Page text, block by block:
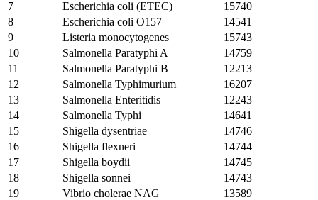
7 Escherichia coli (ETEC)
15740
8
Escherichia coli O157
14541
9
Listeria monocytogenes
15743
10
Salmonella Paratyphi A
14759
11
Salmonella Paratyphi B
12213
12
Salmonella Typhimurium
16207
13
Salmonella Enteritidis
12243
14
Salmonella Typhi
14641
15
Shigella dysentriae
14746
16
Shigella flexneri
14744
17
Shigella boydii
14745
18
Shigella sonnei
14743
19
Vibrio cholerae NAG
13589